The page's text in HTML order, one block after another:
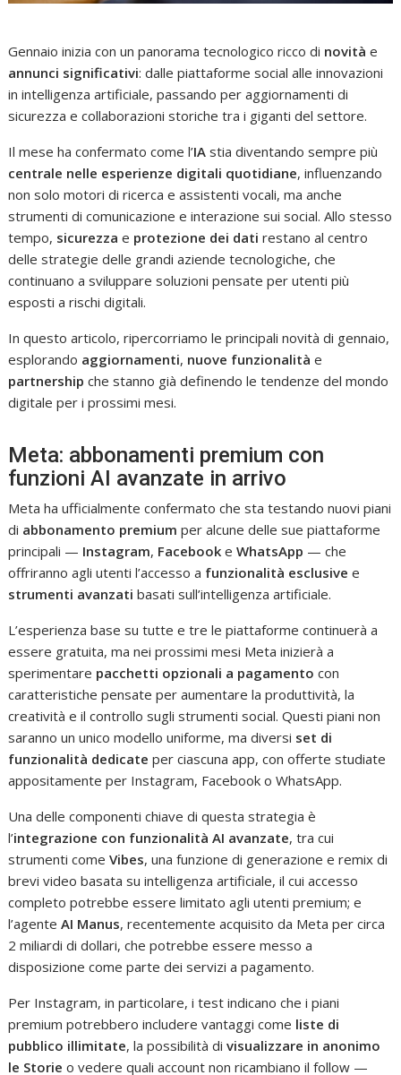
Gennaio inizia con un panorama tecnologico ricco di novità e
annunci significativi: dalle piattaforme social alle innovazioni
in intelligenza artificiale, passando per aggiornamenti di
sicurezza e collaborazioni storiche tra i giganti del settore.
Il mese ha confermato come l’IAstia diventando sempre più
centrale nelle esperienze digitali quotidiane, influenzando
non solo motori di ricerca e assistenti vocali, ma anche
strumenti di comunicazione e interazione sui social. Allo stesso
tempo, sicurezza e protezione dei dati restano al centro
delle strategie delle grandi aziende tecnologiche, che
continuano a sviluppare soluzioni pensate per utenti più
esposti a rischi digitali.
In questo articolo, ripercorriamo le principali novità di gennaio,
esplorando aggiornamenti, nuove funzionalità e
partnership che stanno già definendo le tendenze del mondo
digitale per i prossimi mesi.
Meta: abbonamenti premium con
funzioni AI avanzate in arrivo
Meta ha ufficialmente confermato che sta testando nuovi piani
di abbonamento premium per alcune delle sue piattaforme
principali — Instagram, Facebook eWhatsApp — che
offriranno agli utenti l’accesso a funzionalità esclusive e
strumenti avanzati basati sull’intelligenza artificiale.
L’esperienza base su tutte e tre le piattaforme continuerà a
essere gratuita, ma nei prossimi mesi Meta inizierà a
sperimentare pacchetti opzionali a pagamento con
caratteristiche pensate per aumentare la produttività, la
creatività e il controllo sugli strumenti social. Questi piani non
saranno un unico modello uniforme, ma diversi set di
funzionalità dedicate per ciascuna app, con offerte studiate
appositamente per Instagram, Facebook o WhatsApp.
Una delle componenti chiave di questa strategia è
l’integrazione con funzionalità AI avanzate, tra cui
strumenti comeVibes, una funzione di generazione e remix di
brevi video basata su intelligenza artificiale, il cui accesso
completo potrebbe essere limitato agli utenti premium; e
l’agenteAI Manus, recentemente acquisito da Meta per circa
2 miliardi di dollari, che potrebbe essere messo a
disposizione come parte dei servizi a pagamento.
Per Instagram, in particolare, i test indicano che i piani
premium potrebbero includere vantaggi come liste di
pubblico illimitate, la possibilità divisualizzare in anonimo
le Storie o vedere quali account non ricambiano il follow —